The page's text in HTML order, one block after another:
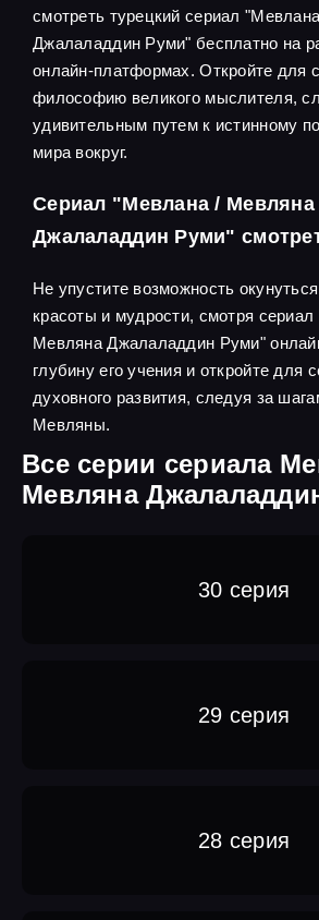
смотреть турецкий сериал
Джалаладдин Руми" бесплатно на
онлайн-платформах. Откройте для
философию великого мыслителя,
удивительным путем к истинному
мира вокруг.
Сериал "Мевлана / Мевляна
Джалаладдин Руми"
Не упустите возможность
красоты и мудрости, смотря
Мевляна Джалаладдин Руми"
глубину его учения и откройте для
духовного развития, следуя за
Мевляны.
Все серии сериала
Мевляна
30 серия
29 серия
28 серия